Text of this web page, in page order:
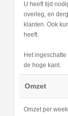
U heeft tijd
overleg, en
klanten. Ook
heeft.
Het
de hoge kant.
Omzet
Omzet per week